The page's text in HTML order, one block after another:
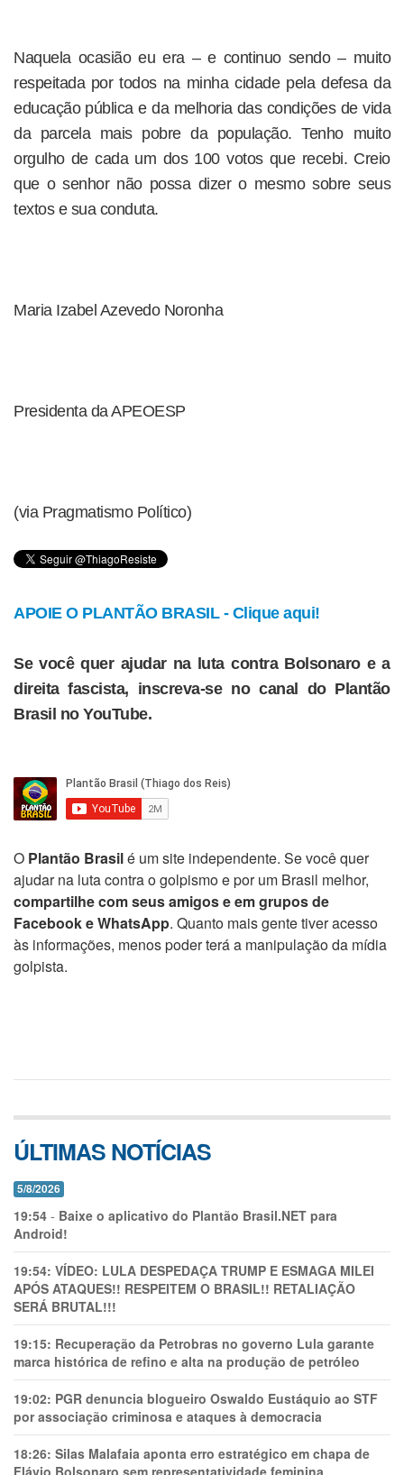
Naquela ocasião eu era – e continuo sendo – muito
respeitada por todos na minha cidade pela defesa da
educação pública e da melhoria das condições de vida
da parcela mais pobre da população. Tenho muito
orgulho de cada um dos 100 votos que recebi. Creio
que o senhor não possa dizer o mesmo sobre seus
textos e sua conduta.
Maria Izabel Azevedo Noronha
Presidenta da APEOESP
(via Pragmatismo Político)
APOIE O PLANTÃO BRASIL - Clique aqui!
Se você quer ajudar na luta contra Bolsonaro e a
direita fascista, inscreva-se no canal do Plantão
Brasil no YouTube.
O Plantão Brasilé um site independente. Se você quer
ajudar na luta contra o golpismo e por um Brasil melhor,
compartilhe com seus amigos e em grupos de
Facebook e WhatsApp. Quanto mais gente tiver acesso
às informações, menos poder terá a manipulação da mídia
golpista.
ÚLTIMAS NOTÍCIAS
5/8/2026
19:54 - Baixe o aplicativo do Plantão Brasil.NET para
Android!
19:54: VÍDEO: LULA DESPEDAÇA TRUMP E ESMAGA MILEI
APÓS ATAQUES!! RESPEITEM O BRASIL!! RETALIAÇÃO
SERÁ BRUTAL!!!
19:15: Recuperação da Petrobras no governo Lula garante
marca histórica de refino e alta na produção de petróleo
19:02: PGR denuncia blogueiro Oswaldo Eustáquio ao STF
por associação criminosa e ataques à democracia
18:26: Silas Malafaia aponta erro estratégico em chapa de
Flávio Bolsonaro sem representatividade feminina